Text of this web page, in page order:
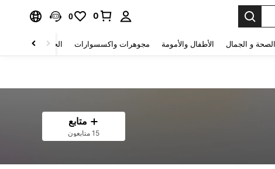
0
0
الصحة و الجمال الأطفال والأمومة مجوهرات واكسسوارات الحقائب والأمتعة
متابع
15 متابعون